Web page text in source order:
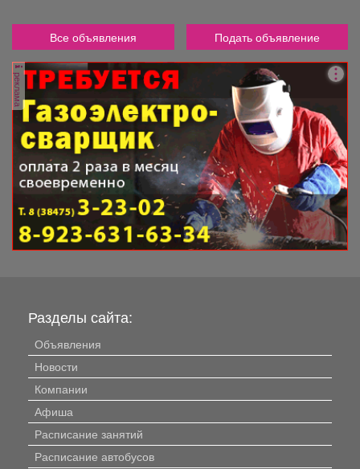
Все объявления Подать объявление
реклама
Разделы сайта:
Объявления
Новости
Компании
Афиша
Расписание занятий
Расписание автобусов